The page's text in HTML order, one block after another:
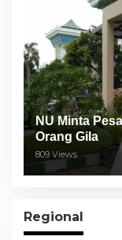
NU Minta
Orang Gila
809 Views
Regional